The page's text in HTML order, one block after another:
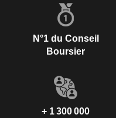
N°1 du Conseil
Boursier
+ 1 300 000